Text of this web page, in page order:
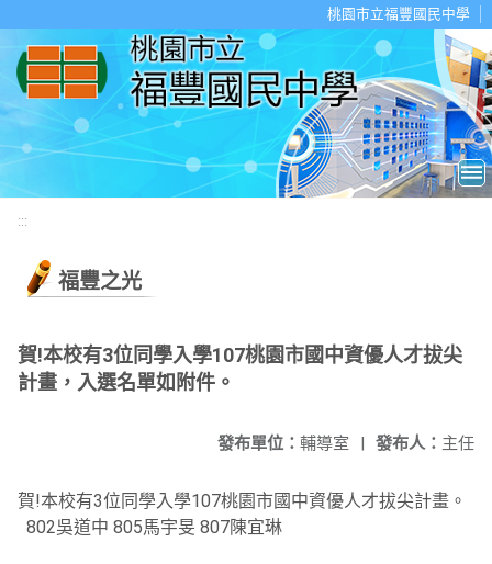
桃園市立福豐國民中學
:::
福豐之光
賀!本校有3位同學入學107桃園市國中資優人才拔尖
計畫，入選名單如附件。
發布人： 主任
發布單位： 輔導室 |
賀!本校有3位同學入學107桃園市國中資優人才拔尖計畫。
802吳道中 805馬宇旻 807陳宜琳